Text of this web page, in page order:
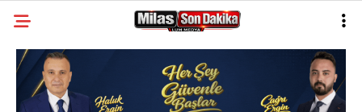
26.4
GALERİ YAZARLAR